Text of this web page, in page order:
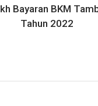
Bayaran BKM
Tahun 2022